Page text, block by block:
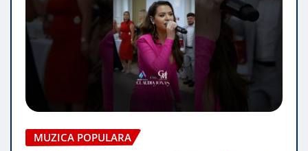
MUZICA POPULARA